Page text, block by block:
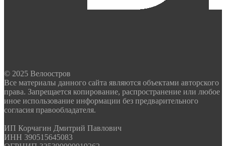
© 2025 Велоостров
Все материалы данного сайта являются объектами авторского
права. Запрещается копирование, распространение или любое
иное использование информации без предварительного
согласия правообладателя.
ИП Корчагин Дмитрий Павлович
ИНН 390515645083